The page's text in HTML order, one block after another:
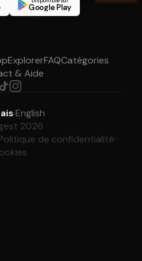
Google Play
ExplorerFAQCatégories
& Aide
·English
2026
de confidentialité·